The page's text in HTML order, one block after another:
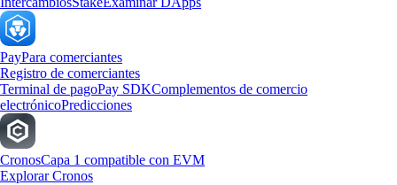
PayPara comerciantes
Registro de comerciantes
Terminal de pagoPay SDKComplementos de comercio
electrónicoPredicciones
CronosCapa 1 compatible con EVM
Explorar Cronos